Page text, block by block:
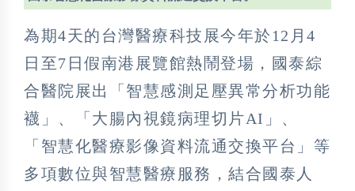
為期4天的台灣醫療科技展今年於12月4
日至7日假南港展覽館熱鬧登場，國泰綜
合醫院展出「智慧感測足壓異常分析功能
襪」、「大腸內視鏡病理切片AI」、
「智慧化醫療影像資料流通交換平台」等
多項數位與智慧醫療服務，結合國泰人